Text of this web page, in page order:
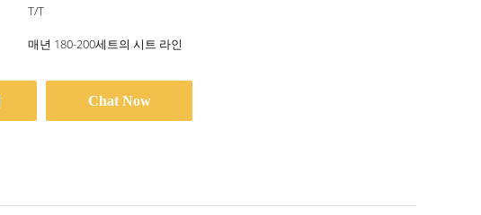
T/T
매년 180-200세트의 시트 라인
Chat Now